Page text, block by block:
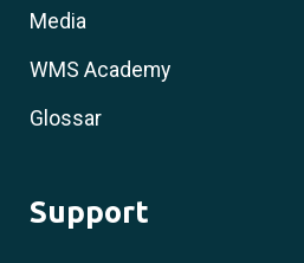
Media
WMS Academy
Glossar
Support